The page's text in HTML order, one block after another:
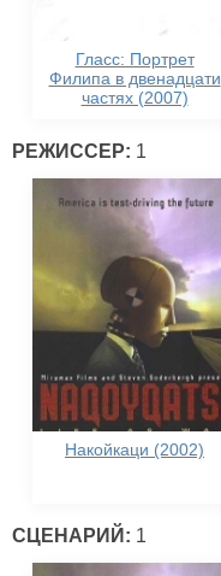
Гласс: Портрет
Филипа в двенадцати
частях (2007)
РЕЖИССЕР: 1
Накойкаци (2002)
СЦЕНАРИЙ: 1